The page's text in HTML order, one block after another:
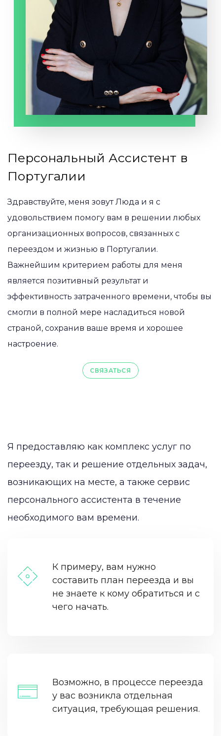
Персональный Ассистент в
Португалии
Здравствуйте, меня зовут Люда и я с
удовольствием помогу вам в решении любых
организационных вопросов, связанных с
переездом и жизнью в Португалии.
Важнейшим критерием работы для меня
является позитивный результат и
эффективность затраченного времени, чтобы вы
смогли в полной мере насладиться новой
страной, сохранив ваше время и хорошее
настроение.
СВЯЗАТЬСЯ
Я предоставляю как комплекс услуг по
переезду, так и решение отдельных задач,
возникающих на месте, а также сервис
персонального ассистента в течение
необходимого вам времени.
К примеру, вам нужно
составить план переезда и вы
не знаете к кому обратиться и с
чего начать.
Возможно, в процессе переезда
у вас возникла отдельная
ситуация, требующая решения.